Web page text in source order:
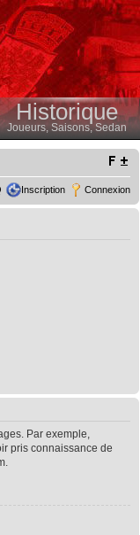
Historique
Joueurs, Saisons,Sedan
Inscription Connexion
Par exemple,
pris connaissance de